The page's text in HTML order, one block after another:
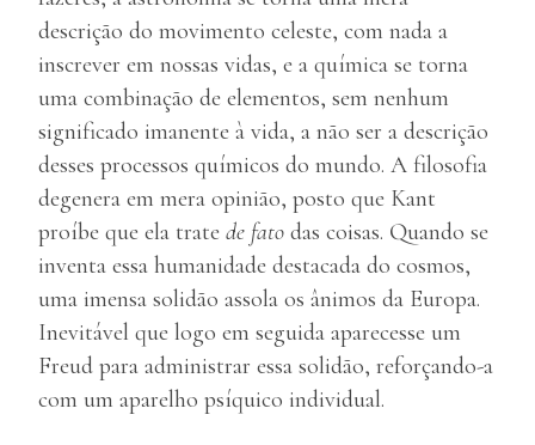
descrição do movimento celeste, com nada a
inscrever em nossas vidas, e a química se torna
uma combinação de elementos, sem nenhum
significado imanente à vida, a não ser a descrição
desses processos químicos do mundo. A filosofia
degenera em mera opinião, posto que Kant
proíbe que ela trate de fato das coisas. Quando se
inventa essa humanidade destacada do cosmos,
uma imensa solidão assola os ânimos da Europa.
Inevitável que logo em seguida aparecesse um
Freud para administrar essa solidão, reforçando-a
com um aparelho psíquico individual.